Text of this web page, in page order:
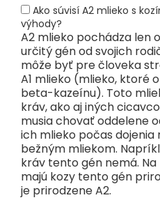
Ako súvisí A2 mlieko s
výhody?
A2 mlieko pochádza len
určitý gén od svojich
môže byť pre človeka
A1 mlieko (mlieko, ktoré
beta-kazeínu). Toto
kráv, ako aj iných
musia chovať oddelene
ich mlieko počas
bežným mliekom.
kráv tento gén nemá.
majú kozy tento gén
je prirodzene A2.